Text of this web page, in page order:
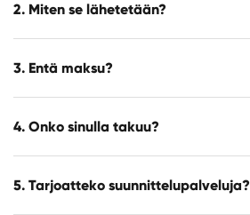
2. Miten se lähetetään?
3. Entä maksu?
4. Onko sinulla takuu?
5. Tarjoatteko suunnittelupalveluja?